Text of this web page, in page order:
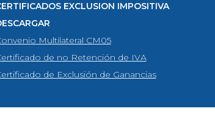
EXCLUSION IMPOSITIVA
Multilateral CM05
de no Retención de IVA
de Exclusión de Ganancias